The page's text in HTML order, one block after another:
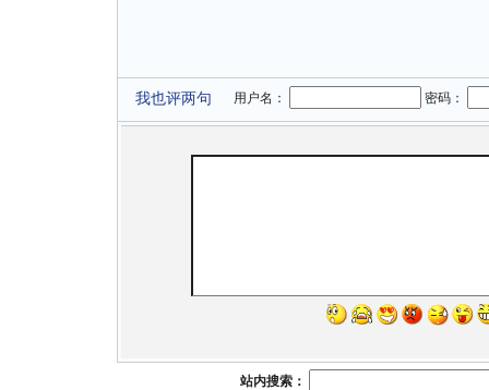
我也评两句 用户名： 密码：
站内搜索：